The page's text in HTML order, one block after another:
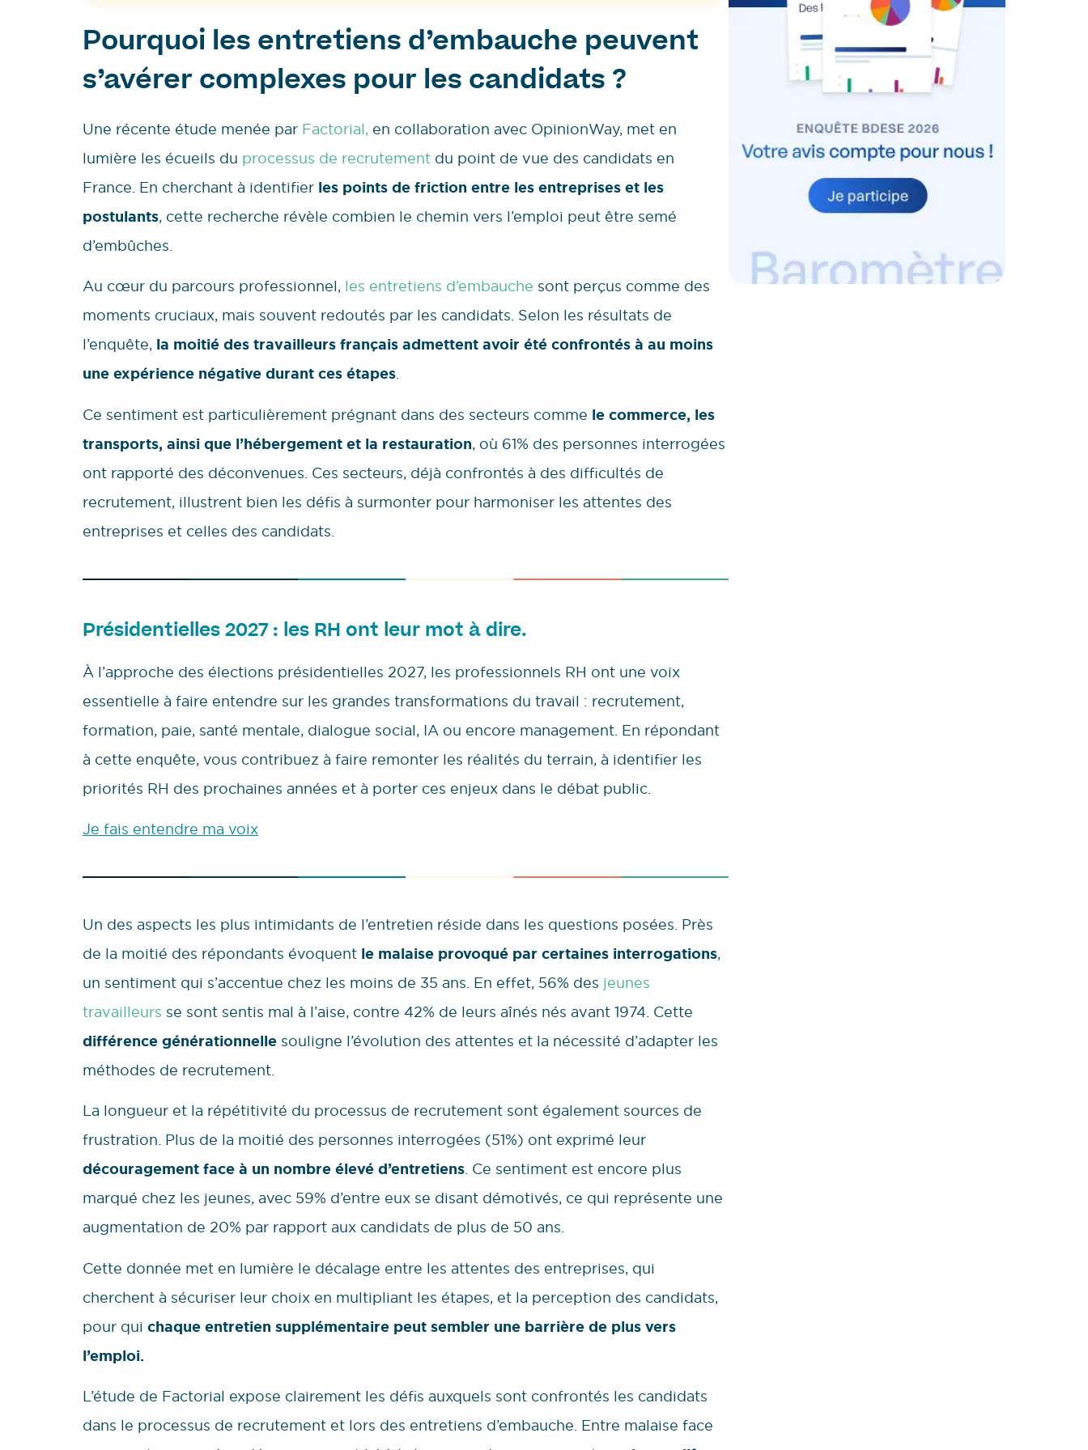
Pourquoi les entretiens d’embauche peuvent
s’avérer complexes pour les candidats ?
Une récente étude menée par Factorial, en collaboration avec OpinionWay, met en
lumière les écueils du processus de recrutement du point de vue des candidats en
France. En cherchant à identifier les points de friction entre les entreprises et les
postulants, cette recherche révèle combien le chemin vers l’emploi peut être semé
d’embûches.
Au cœur du parcours professionnel, les entretiens d’embauche sont perçus comme des
moments cruciaux, mais souvent redoutés par les candidats. Selon les résultats de
l’enquête, la moitié des travailleurs français admettent avoir été confrontés à au moins
une expérience négative durant ces étapes.
Ce sentiment est particulièrement prégnant dans des secteurs comme le commerce, les
transports, ainsi que l’hébergement et la restauration, où 61% des personnes interrogées
ont rapporté des déconvenues. Ces secteurs, déjà confrontés à des difficultés de
recrutement, illustrent bien les défis à surmonter pour harmoniser les attentes des
entreprises et celles des candidats.
Présidentielles 2027 : les RH ont leur mot à dire.
À l’approche des élections présidentielles 2027, les professionnels RH ont une voix
essentielle à faire entendre sur les grandes transformations du travail : recrutement,
formation, paie, santé mentale, dialogue social, IA ou encore management. En répondant
à cette enquête, vous contribuez à faire remonter les réalités du terrain, à identifier les
priorités RH des prochaines années et à porter ces enjeux dans le débat public.
Je fais entendre ma voix
Un des aspects les plus intimidants de l’entretien réside dans les questions posées. Près
de la moitié des répondants évoquent le malaise provoqué par certaines interrogations,
un sentiment qui s’accentue chez les moins de 35 ans. En effet, 56% des jeunes
travailleurs se sont sentis mal à l’aise, contre 42% de leurs aînés nés avant 1974. Cette
différence générationnelle souligne l’évolution des attentes et la nécessité d’adapter les
méthodes de recrutement.
La longueur et la répétitivité du processus de recrutement sont également sources de
frustration. Plus de la moitié des personnes interrogées (51%) ont exprimé leur
découragement face à un nombre élevé d’entretiens. Ce sentiment est encore plus
marqué chez les jeunes, avec 59% d’entre eux se disant démotivés, ce qui représente une
augmentation de 20% par rapport aux candidats de plus de 50 ans.
Cette donnée met en lumière le décalage entre les attentes des entreprises, qui
cherchent à sécuriser leur choix en multipliant les étapes, et la perception des candidats,
pour qui chaque entretien supplémentaire peut sembler une barrière de plus vers
l’emploi.
L’étude de Factorial expose clairement les défis auxquels sont confrontés les candidats
dans le processus de recrutement et lors des entretiens d’embauche. Entre malaise face